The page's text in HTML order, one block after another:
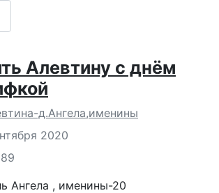
Алевтину с днём
д.Ангела,именины
2020
Ангела , именины-20